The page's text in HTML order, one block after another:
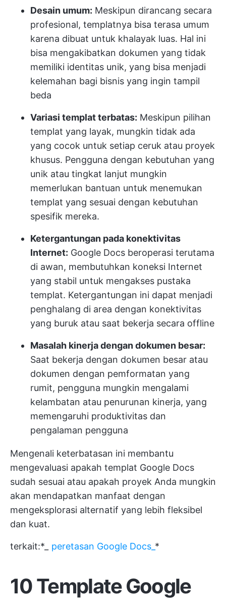
Desain umum: Meskipun dirancang secara
profesional, templatnya bisa terasa umum
karena dibuat untuk khalayak luas. Hal ini
bisa mengakibatkan dokumen yang tidak
memiliki identitas unik, yang bisa menjadi
kelemahan bagi bisnis yang ingin tampil
beda
Variasi templat terbatas: Meskipun pilihan
templat yang layak, mungkin tidak ada
yang cocok untuk setiap ceruk atau proyek
khusus. Pengguna dengan kebutuhan yang
unik atau tingkat lanjut mungkin
memerlukan bantuan untuk menemukan
templat yang sesuai dengan kebutuhan
spesifik mereka.
Ketergantungan pada konektivitas
Internet: Google Docs beroperasi terutama
di awan, membutuhkan koneksi Internet
yang stabil untuk mengakses pustaka
templat. Ketergantungan ini dapat menjadi
penghalang di area dengan konektivitas
yang buruk atau saat bekerja secara offline
Masalah kinerja dengan dokumen besar:
Saat bekerja dengan dokumen besar atau
dokumen dengan pemformatan yang
rumit, pengguna mungkin mengalami
kelambatan atau penurunan kinerja, yang
memengaruhi produktivitas dan
pengalaman pengguna
Mengenali keterbatasan ini membantu
mengevaluasi apakah templat Google Docs
sudah sesuai atau apakah proyek Anda mungkin
akan mendapatkan manfaat dengan
mengeksplorasi alternatif yang lebih fleksibel
dan kuat.
terkait:* peretasan Google Docs_ *
10 Template Google